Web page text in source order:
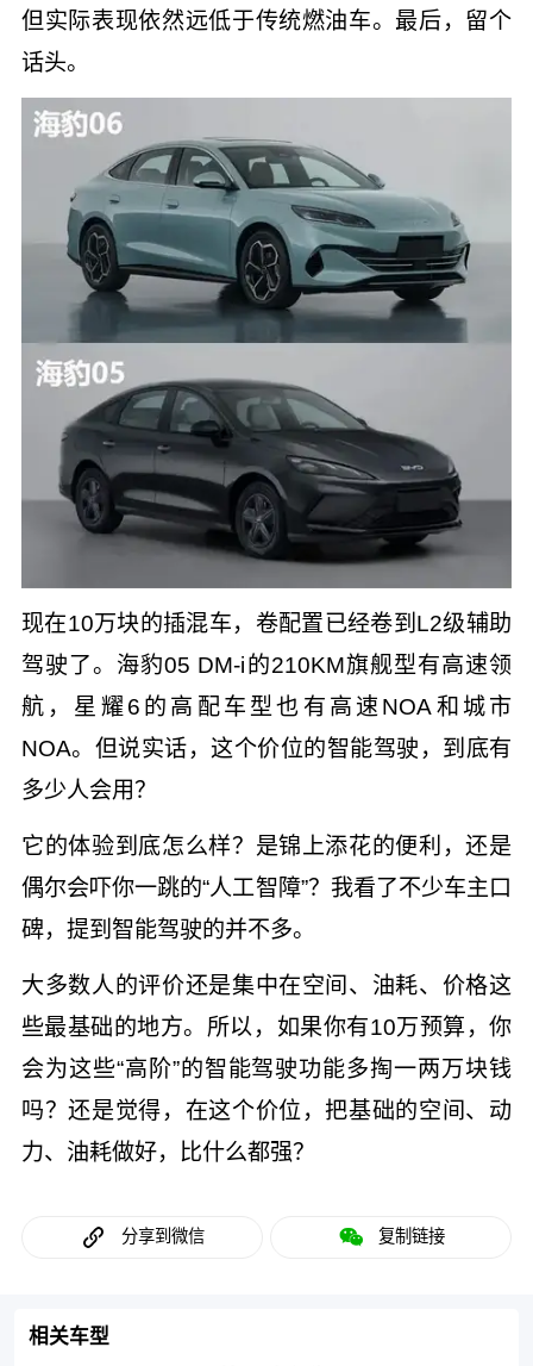
但实际表现依然远低于传统燃油车。最后，留个
话头。
现在10万块的插混车，卷配置已经卷到L2级辅助
驾驶了。海豹05 DM-i的210KM旗舰型有高速领
航，星耀6的高配车型也有高速NOA和城市
NOA。但说实话，这个价位的智能驾驶，到底有
多少人会用？
它的体验到底怎么样？是锦上添花的便利，还是
偶尔会吓你一跳的“人工智障”？我看了不少车主口
碑，提到智能驾驶的并不多。
大多数人的评价还是集中在空间、油耗、价格这
些最基础的地方。所以，如果你有10万预算，你
会为这些“高阶”的智能驾驶功能多掏一两万块钱
吗？还是觉得，在这个价位，把基础的空间、动
力、油耗做好，比什么都强？
分享到微信 复制链接
相关车型